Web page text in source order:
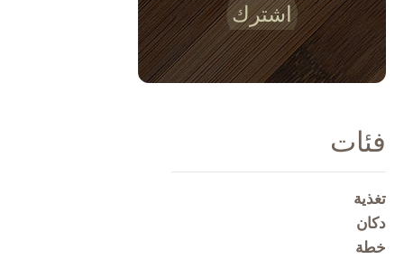
اشترك
فئات
تغذية
دكان
خطة